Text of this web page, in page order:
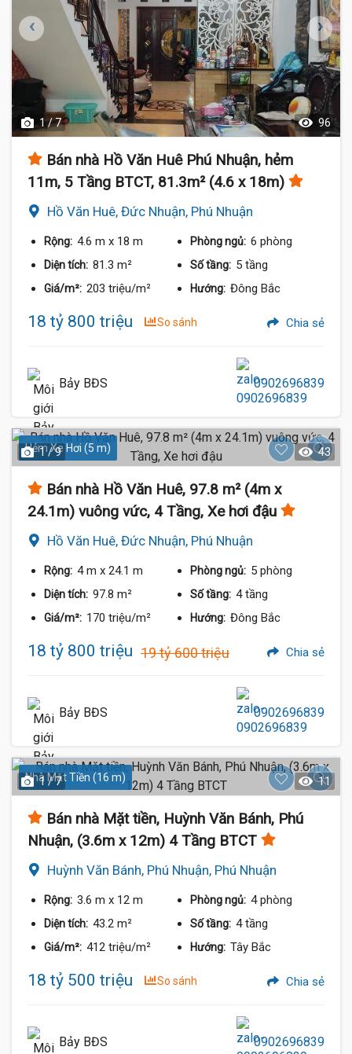
1 / 7 96
Bán nhà Hồ Văn Huê Phú Nhuận, hẻm
11m, 5 Tầng BTCT, 81.3m² (4.6 x 18m)
Hồ Văn Huê, Đức Nhuận, Phú Nhuận
Rộng: 4.6 m x 18 m Phòng ngủ: 6 phòng
Diện tích: 81.3 m² Số tầng: 5 tầng
Giá/m²: 203 triệu/m² Hướng: Đông Bắc
18 tỷ 800 triệu So sánh Chia sẻ
Bảy BĐS 0902696839
Hẻm Xe Hơi (5 m)
1 / 9 43
Bán nhà Hồ Văn Huê, 97.8 m² (4m x
24.1m) vuông vức, 4 Tầng, Xe hơi đậu
Hồ Văn Huê, Đức Nhuận, Phú Nhuận
Rộng: 4 m x 24.1 m Phòng ngủ: 5 phòng
Diện tích: 97.8 m² Số tầng: 4 tầng
Giá/m²: 170 triệu/m² Hướng: Đông Bắc
18 tỷ 800 triệu 19 tỷ 600 triệu Chia sẻ
Bảy BĐS 0902696839
Nhà Mặt Tiền (16 m)
1 / 7 11
Bán nhà Mặt tiền, Huỳnh Văn Bánh, Phú
Nhuận, (3.6m x 12m) 4 Tầng BTCT
Huỳnh Văn Bánh, Phú Nhuận, Phú Nhuận
Rộng: 3.6 m x 12 m Phòng ngủ: 4 phòng
Diện tích: 43.2 m² Số tầng: 4 tầng
Giá/m²: 412 triệu/m² Hướng: Tây Bắc
18 tỷ 500 triệu So sánh Chia sẻ
Bảy BĐS 0902696839